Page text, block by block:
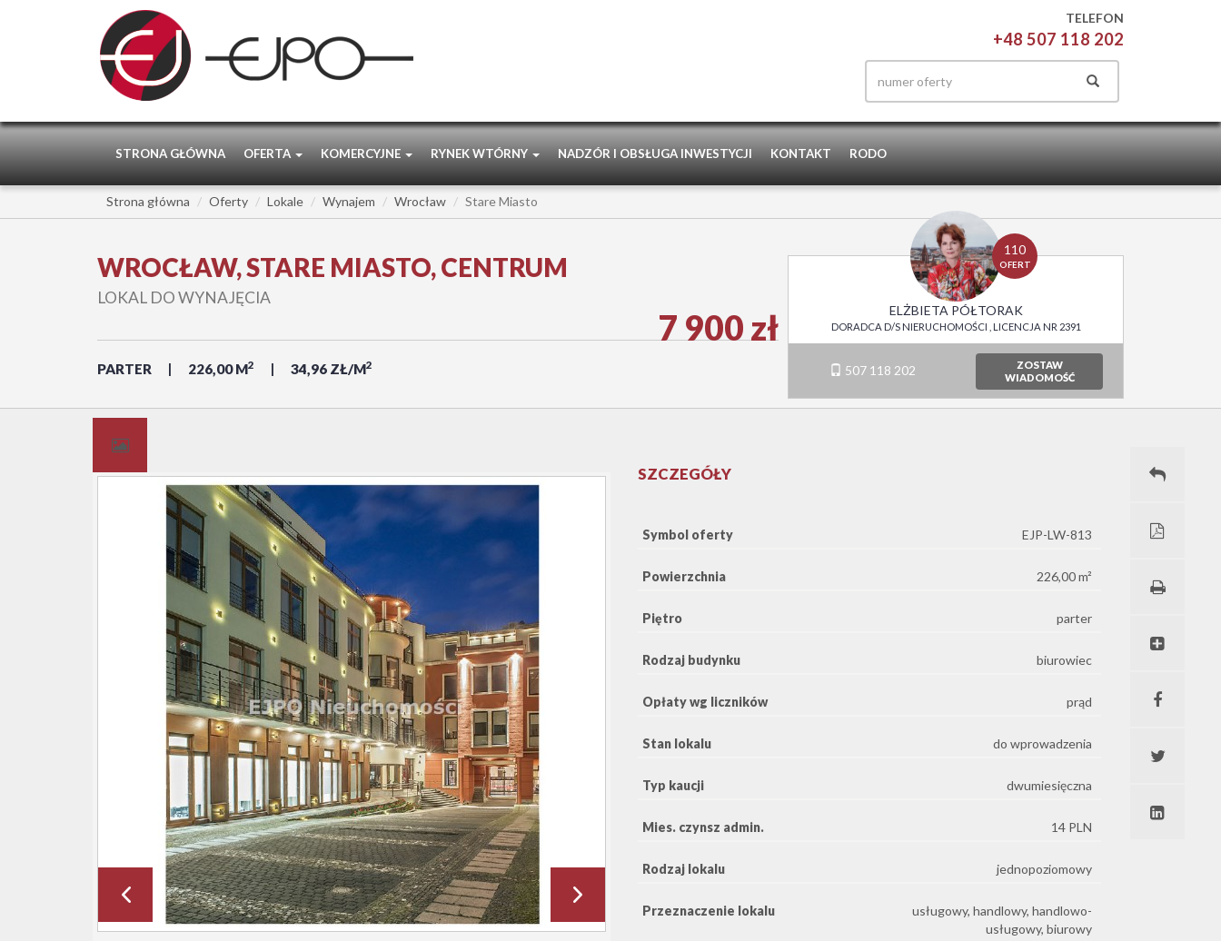
TELEFON
+48 507 118 202
STRONA GŁÓWNA OFERTA KOMERCYJNE RYNEK WTÓRNY NADZÓR I OBSŁUGA INWESTYCJI KONTAKT RODO
Strona główna Oferty Lokale Wynajem Wrocław Stare Miasto
WROCŁAW, STARE MIASTO, CENTRUM
LOKAL DO WYNAJĘCIA
PARTER 226,00 M2 34,96 ZŁ/M2
7 900 zł
110
OFERT
ELŻBIETA PÓŁTORAK
DORADCA D/S NIERUCHOMOŚCI , LICENCJA NR 2391
507 118 202
ZOSTAW
WIADOMOŚĆ
SZCZEGÓŁY
Symbol oferty EJP-LW-813
Powierzchnia 226,00 m²
Piętro parter
Rodzaj budynku biurowiec
Opłaty wg liczników prąd
Stan lokalu do wprowadzenia
Typ kaucji dwumiesięczna
Mies. czynsz admin. 14 PLN
Rodzaj lokalu jednopoziomowy
Przeznaczenie lokalu
usługowy, handlowy, handlowo-
usługowy, biurowy